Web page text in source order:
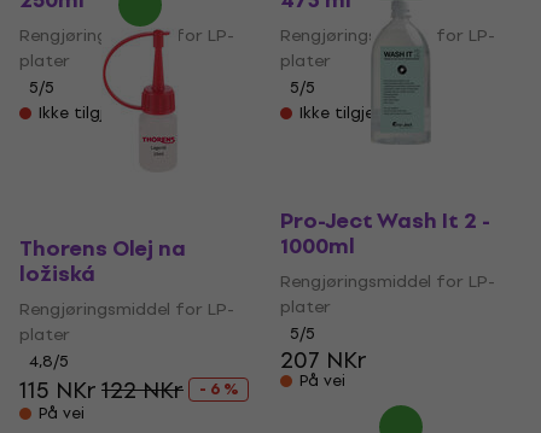
Rengjøringsmiddel for LP-
plater
5/5
Ikke tilgjengelig
Rengjøringsmiddel for LP-
plater
5/5
Ikke tilgjengelig
Thorens Olej na
ložiská
Rengjøringsmiddel for LP-
plater
4,8/5
115 NKr122 NKr
- 6 %
På vei
Pro-Ject Wash It 2 -
1000ml
Rengjøringsmiddel for LP-
plater
5/5
207 NKr
På vei